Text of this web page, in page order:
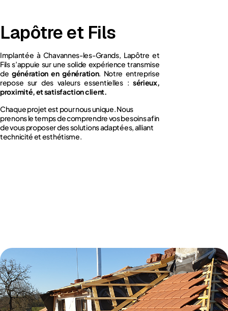
Lapôtre et Fils
Implantée à Chavannes-les-Grands, Lapôtre et
Fils s’appuie sur une solide expérience transmise
de génération en génération. Notre entreprise
repose sur des valeurs essentielles : sérieux,
proximité, et satisfaction client.
Chaque projet est pour nous unique. Nous
prenons le temps de comprendre vos besoins afin
de vous proposer des solutions adaptées, alliant
technicité et esthétisme.